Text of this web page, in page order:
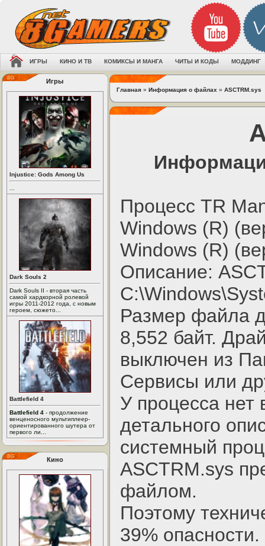
ИГРЫ КИНО И ТВ КОМИКСЫ И МАНГА ЧИТЫ И КОДЫ МОДДИНГ
Игры
Injustice: Gods Among Us
Dark Souls 2
Dark Souls II - вторая часть
самой хардкорной ролевой
игры 2011-2012 года, с новым
героем, сюжето...
Battlefield 4
Battlefield 4 - продолжение
венценосного мультиплеер-
ориентированного шутера от
первого ли...
Кино
Главная » Информация о файлах » ASCTRM.sys
Процесс TR
Windows (R)
Windows (R)
Описание:
Размер файла
8,552 байт.
выключен из
Сервисы или
У процесса нет
детального
системный
ASCTRM.sys
файлом.
Поэтому
39% опасности.